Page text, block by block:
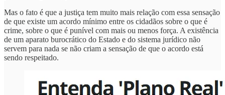
Mas o fato é que a justiça tem muito mais relação com essa sensação
de que existe um acordo mínimo entre os cidadãos sobre o que é
crime, sobre o que é punível com mais ou menos força. A existência
de um aparato burocrático do Estado e do sistema jurídico não
servem para nada se não criam a sensação de que o acordo está
sendo respeitado.